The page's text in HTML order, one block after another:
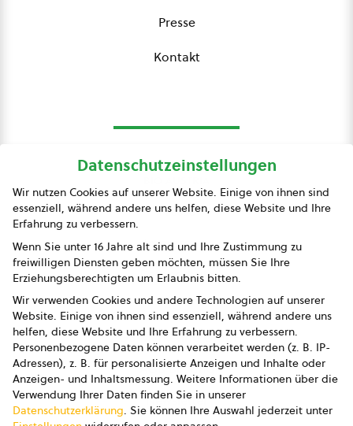
Presse
Kontakt
Presse
Impressum
Datenschutz
AGB
AGB Marketing GmbH
AGB Bildung
Newsletter
Datenschutzeinstellungen
Wir nutzen Cookies auf unserer Website. Einige von ihnen sind
essenziell, während andere uns helfen, diese Website und Ihre
Erfahrung zu verbessern.
Wenn Sie unter 16 Jahre alt sind und Ihre Zustimmung zu
freiwilligen Diensten geben möchten, müssen Sie Ihre
Erziehungsberechtigten um Erlaubnis bitten.
Wir verwenden Cookies und andere Technologien auf unserer
Website. Einige von ihnen sind essenziell, während andere uns
helfen, diese Website und Ihre Erfahrung zu verbessern.
Personenbezogene Daten können verarbeitet werden (z. B. IP-
Adressen), z. B. für personalisierte Anzeigen und Inhalte oder
Anzeigen- und Inhaltsmessung. Weitere Informationen über die
Verwendung Ihrer Daten finden Sie in unserer
Datenschutzerklärung. Sie können Ihre Auswahl jederzeit unter